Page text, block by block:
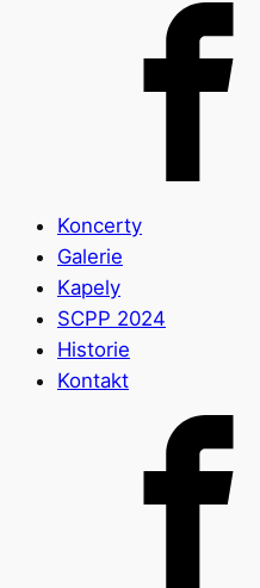
Koncerty
Galerie
Kapely
SCPP 2024
Historie
Kontakt